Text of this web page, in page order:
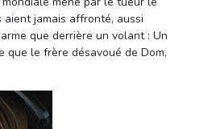
aient jamais affronté, aussi
que derrière un volant : Un
que le frère désavoué de Dom,